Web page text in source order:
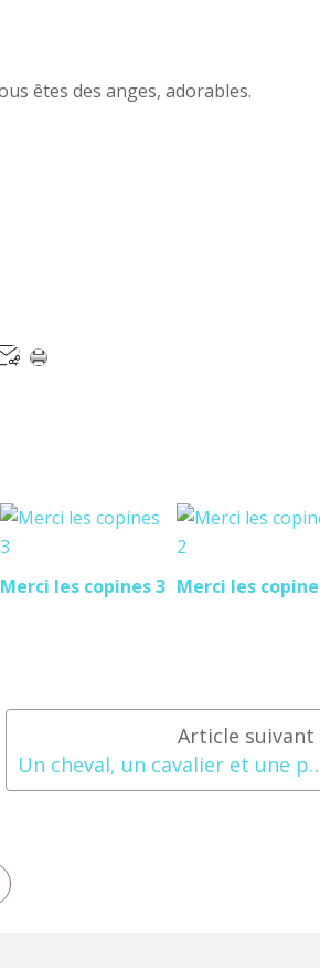
êtes des anges, adorables.
Merci les copines 3 Merci les
Un cheval, un cavalier et